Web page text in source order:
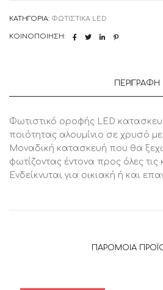
ΚΑΤΗΓΟΡΊΑ: ΦΩΤΙΣΤΙΚΑ LED
ΚΟΙΝΟΠΟΊΗΣΗ:
ΠΕΡΙΓΡΑΦΉ
Φωτιστικό οροφής LED
ποιότητας αλουμίνιο σε χρυσό
Μοναδική κατασκευή που θα
φωτίζοντας έντονα προς όλες τις
Ενδείκνυται για οικιακή ή και
ΠΑΡΌΜΟΙΑ